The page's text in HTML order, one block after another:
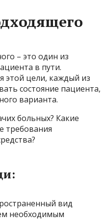
– это один из
в пути.
этой цели, каждый из
состояние пациента,
варианта.
больных? Какие
требования
вид
необходимым